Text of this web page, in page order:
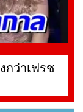
กว่าเฟรช